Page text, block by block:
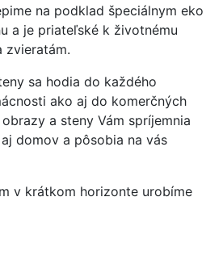
na podklad špeciálnym eko
a je priateľské k životnému
zvieratám.
sa hodia do každého
ako aj do komerčných
a steny Vám spríjemnia
domov a pôsobia na vás
v krátkom horizonte urobíme